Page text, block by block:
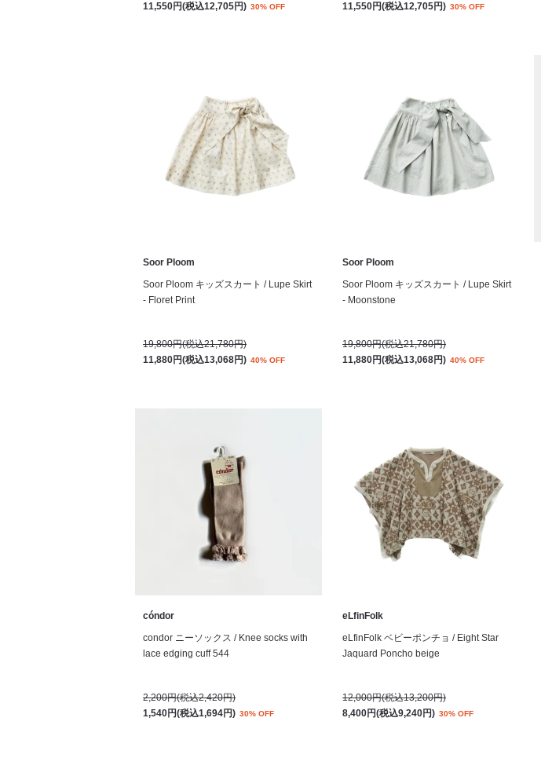
11,550円(税込12,705円) 30% OFF
11,550円(税込12,705円) 30% OFF
Soor Ploom
Soor Ploom キッズスカート / Lupe Skirt
- Floret Print
19,800円(税込21,780円)
11,880円(税込13,068円) 40% OFF
Soor Ploom
Soor Ploom キッズスカート / Lupe Skirt
- Moonstone
19,800円(税込21,780円)
11,880円(税込13,068円) 40% OFF
cóndor
condor ニーソックス / Knee socks with
lace edging cuff 544
2,200円(税込2,420円)
1,540円(税込1,694円) 30% OFF
eLfinFolk
eLfinFolk ベビーポンチョ / Eight Star
Jaquard Poncho beige
12,000円(税込13,200円)
8,400円(税込9,240円) 30% OFF